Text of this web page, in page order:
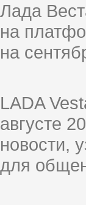
Лада
на
на
LADA
августе
новости,
для